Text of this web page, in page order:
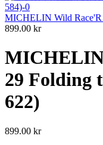
MICHELIN Wild Race'R
899.00 kr
29 Folding
622)
899.00 kr